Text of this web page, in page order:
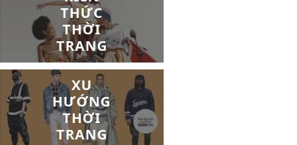
THỨC
THỜI
TRANG
XU
HƯỚNG
THỜI
TRANG